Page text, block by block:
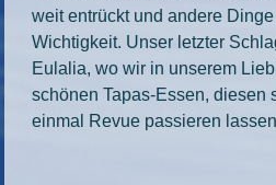
weit entrückt und andere
Wichtigkeit. Unser letzter
Eulalia, wo wir in unserem
schönen Tapas-Essen, diesen
einmal Revue passieren